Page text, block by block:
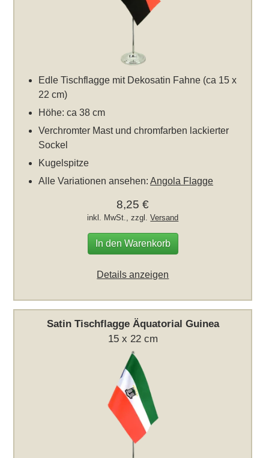
Edle Tischflagge mit Dekosatin Fahne (ca 15 x
22 cm)
Höhe: ca 38 cm
Verchromter Mast und chromfarben lackierter
Sockel
Kugelspitze
Alle Variationen ansehen:Angola Flagge
8,25 €
inkl. MwSt., zzgl.Versand
In den Warenkorb
Details anzeigen
Satin Tischflagge Äquatorial Guinea
15 x 22 cm